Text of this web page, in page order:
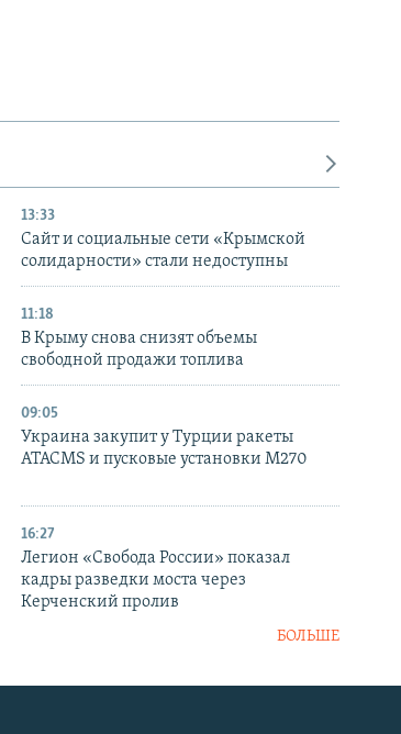
13:33
Сайт и социальные сети «Крымской
солидарности» стали недоступны
11:18
В Крыму снова снизят объемы
свободной продажи топлива
09:05
Украина закупит у Турции ракеты
ATACMS и пусковые установки M270
16:27
Легион «Свобода России» показал
кадры разведки моста через
Керченский пролив
БОЛЬШЕ